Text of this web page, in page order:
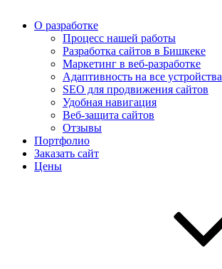
О разработке
Процесс нашей работы
Разработка сайтов в Бишкеке
Маркетинг в веб-разработке
Адаптивность на все устройства
SEO для продвижения сайтов
Удобная навигация
Веб-защита сайтов
Отзывы
Портфолио
Заказать сайт
Цены